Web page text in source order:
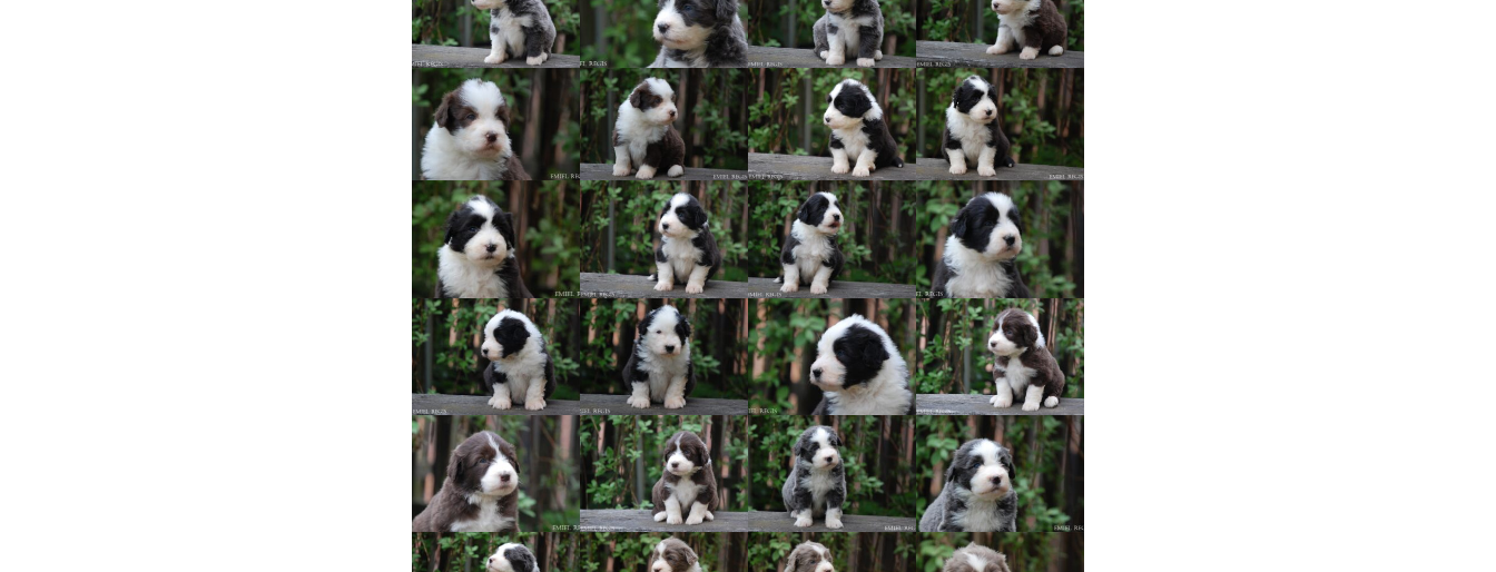
Vrh „L“
Vrh „K“
Vrh „J“
Vrh „I“
Vrh „H“ – externí vrh
Vrh „G“
Vrh „F“
Vrh „E“
Vrh „D“
Vrh „C“
Vrh „B“
Jon Snow
Iowerth
Fercart Cidaris
Štěňátka Štěňátka „P“
štěňátka „O“
štěňátka „N“
štěňátka „M“
štěňátka „L“
štěňátka „K“
štěňátka „J“
štěňátka „I“
štěňátka „H“
štěňátka „G“
štěňátka „F“
Tabulka dědičnosti barev
Bearded collie a DLK
Bearded collie a CEA
Progresivní retinální
atrofie a bearded collie